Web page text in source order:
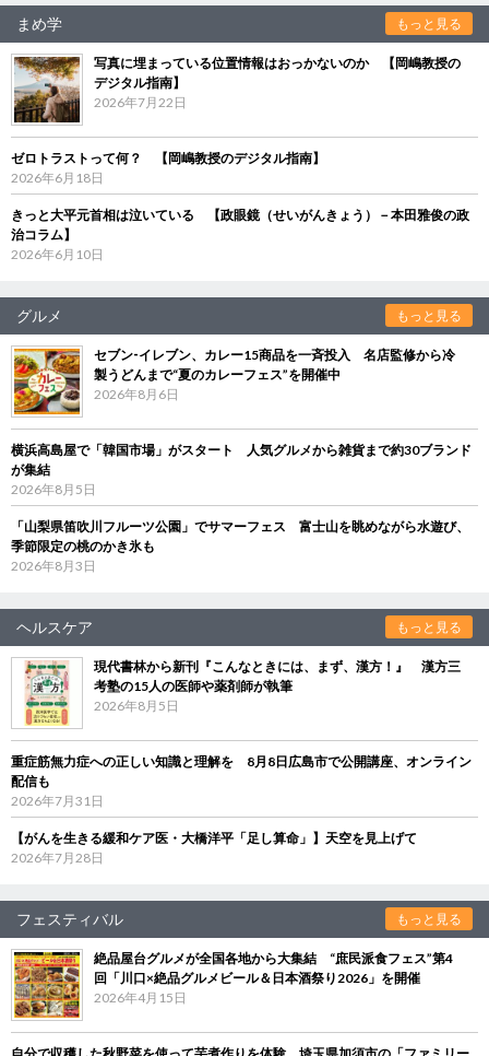
まめ学 もっと見る
写真に埋まっている位置情報はおっかないのか 【岡嶋教授の
デジタル指南】
2026年7月22日
ゼロトラストって何？ 【岡嶋教授のデジタル指南】
2026年6月18日
きっと大平元首相は泣いている 【政眼鏡（せいがんきょう）－本田雅俊の政
治コラム】
2026年6月10日
グルメ もっと見る
セブン‐イレブン、カレー15商品を一斉投入 名店監修から冷
製うどんまで“夏のカレーフェス”を開催中
2026年8月6日
横浜高島屋で「韓国市場」がスタート 人気グルメから雑貨まで約30ブランド
が集結
2026年8月5日
「山梨県笛吹川フルーツ公園」でサマーフェス 富士山を眺めながら水遊び、
季節限定の桃のかき氷も
2026年8月3日
ヘルスケア もっと見る
現代書林から新刊『こんなときには、まず、漢方！』 漢方三
考塾の15人の医師や薬剤師が執筆
2026年8月5日
重症筋無力症への正しい知識と理解を 8月8日広島市で公開講座、オンライン
配信も
2026年7月31日
【がんを生きる緩和ケア医・大橋洋平「足し算命」】天空を見上げて
2026年7月28日
フェスティバル もっと見る
絶品屋台グルメが全国各地から大集結 “庶民派食フェス”第4
回「川口×絶品グルメビール＆日本酒祭り2026」を開催
2026年4月15日